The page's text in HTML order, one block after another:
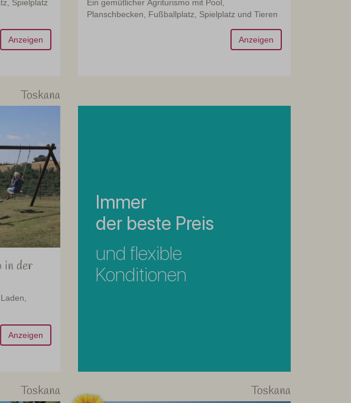
Spielplatz
Anzeigen
Ein gemütlicher Agriturismo mit Pool,
Planschbecken, Fußballplatz, Spielplatz und Tieren
Anzeigen
Toskana
in der
Anzeigen
Immer
der beste Preis
und flexible
Konditionen
Toskana Toskana